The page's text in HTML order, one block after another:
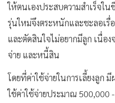
ให้ตนเองประสบความสำเร็จใ
รุ่นใหม่จึงตระหนักและชะลอเรื่
และตัดสินใจไม่อยากมีลูก เนื่อง
จ่าย และหนี้สิน
โดยที่ค่าใช้จ่ายในการเลี้ยงลูก
ใช้ค่าใช้จ่ายประมาณ